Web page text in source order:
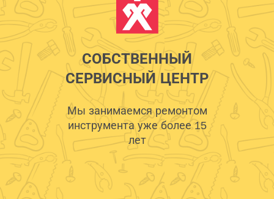
СОБСТВЕННЫЙ
СЕРВИСНЫЙ ЦЕНТР
Мы занимаемся ремонтом
инструмента уже более 15
лет